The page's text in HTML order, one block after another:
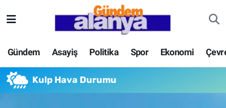
Gündem Asayiş Politika Spor Ekonomi
Kulp Hava Durumu